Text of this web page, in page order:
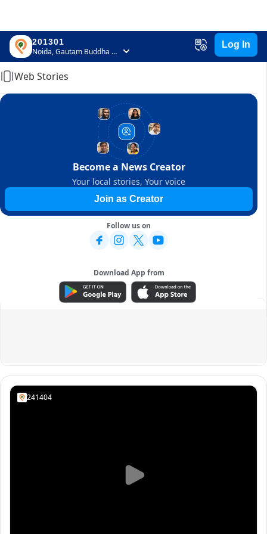
201301
Noida, Gautam Buddha Nagar, Uttar Pradesh
Log In
Home
Web Stories
Become a News Creator
Your local stories, Your voice
Join as Creator
Follow us on
Download App from
ADVERTISEMENT
241404